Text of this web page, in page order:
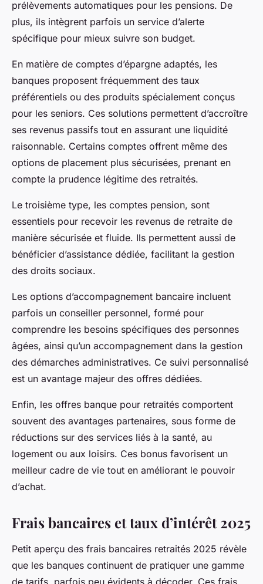
prélèvements automatiques pour les pensions. De
plus, ils intègrent parfois un service d’alerte
spécifique pour mieux suivre son budget.
En matière de comptes d’épargne adaptés, les
banques proposent fréquemment des taux
préférentiels ou des produits spécialement conçus
pour les seniors. Ces solutions permettent d’accroître
ses revenus passifs tout en assurant une liquidité
raisonnable. Certains comptes offrent même des
options de placement plus sécurisées, prenant en
compte la prudence légitime des retraités.
Le troisième type, les comptes pension, sont
essentiels pour recevoir les revenus de retraite de
manière sécurisée et fluide. Ils permettent aussi de
bénéficier d’assistance dédiée, facilitant la gestion
des droits sociaux.
Les options d’accompagnement bancaire incluent
parfois un conseiller personnel, formé pour
comprendre les besoins spécifiques des personnes
âgées, ainsi qu’un accompagnement dans la gestion
des démarches administratives. Ce suivi personnalisé
est un avantage majeur des offres dédiées.
Enfin, les offres banque pour retraités comportent
souvent des avantages partenaires, sous forme de
réductions sur des services liés à la santé, au
logement ou aux loisirs. Ces bonus favorisent un
meilleur cadre de vie tout en améliorant le pouvoir
d’achat.
Frais bancaires et taux d’intérêt 2025
Petit aperçu des frais bancaires retraités 2025 révèle
que les banques continuent de pratiquer une gamme